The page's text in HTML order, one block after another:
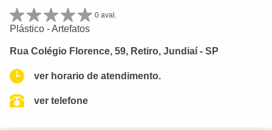
0 aval.
Plástico - Artefatos
Rua Colégio Florence, 59, Retiro, Jundiaí - SP
ver horario de atendimento.
ver telefone